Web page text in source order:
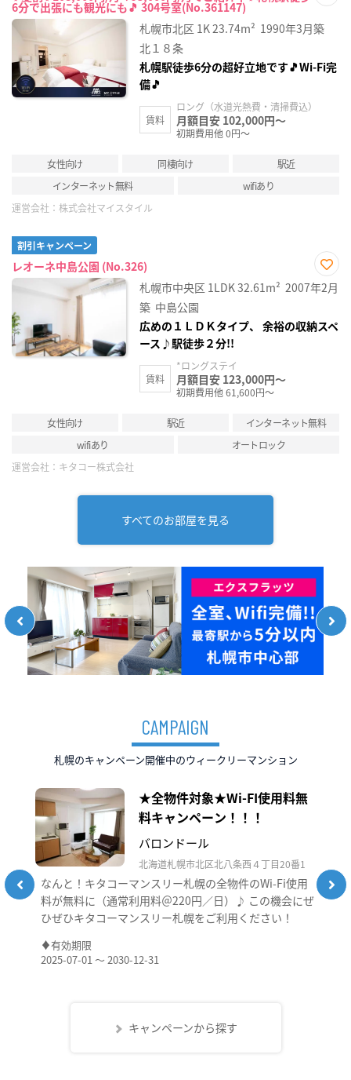
6分で出張にも観光にも🎵 304号室(No.361147)
に入
り登
札幌市北区 1K23.74m² 1990年3月築
北１８条
札幌駅徒歩6分の超好立地です🎵Wi-Fi完
備🎵
賃料
ロング（水道光熱費・清掃費込）
月額目安 102,000円～
初期費用他 0円～
女性向け 同棲向け
駅近
インターネット無料
wifiあり
運営会社： 株式会社マイスタイル
割引キャンペーン
レオーネ中島公園 (No.326)
お気
に入
札幌市中央区 1LDK32.61m² 2007年2月
築 中島公園
広めの１ＬＤＫタイプ、 余裕の収納スペ
ース♪駅徒歩２分!!
賃料
*ロングステイ
月額目安 123,000円～
初期費用他 61,600円～
女性向け 駅近
インターネット無料
wifiあり
オートロック
運営会社： キタコー株式会社
すべてのお部屋を見る
CAMPAIGN
札幌のキャンペーン開催中のウィークリーマンション
★全物件対象★Wi-FI使用料無
料キャンペーン！！！
バロンドール
北海道札幌市北区北八条西４丁目20番1
なんと！キタコーマンスリー札幌の全物件のWi-Fi使用
料が無料に（通常利用料＠220円／日）♪ この機会にぜ
ひぜひキタコーマンスリー札幌をご利用ください！
有効期限
2025-07-01 ～ 2030-12-31
キャンペーンから探す